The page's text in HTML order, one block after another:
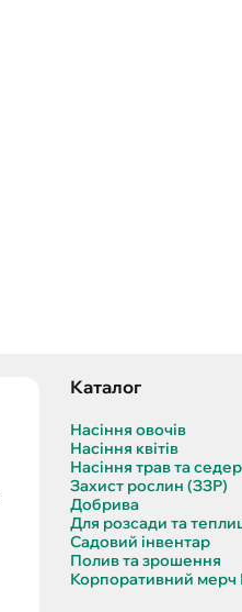
Каталог
Насіння овочів
Насіння квітів
Насіння трав та
Захист рослин (ЗЗР)
Добрива
Для розсади та
Садовий інвентар
Полив та зрошення
Корпоративний мерч